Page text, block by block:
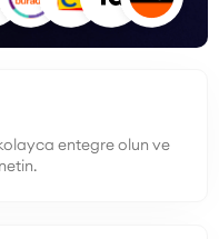
entegre olun ve